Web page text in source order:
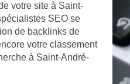
votre site à Saint-
SEO se
de backlinks de
votre classement
à Saint-André-